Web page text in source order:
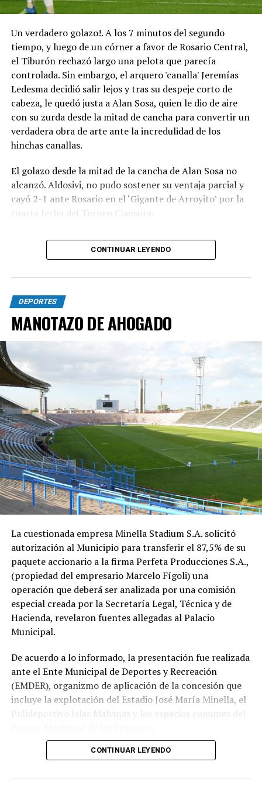
Un verdadero golazo!. A los 7 minutos del segundo
tiempo, y luego de un córner a favor de Rosario Central,
el Tiburón rechazó largo una pelota que parecía
controlada. Sin embargo, el arquero 'canalla' Jeremías
Ledesma decidió salir lejos y tras su despeje corto de
cabeza, le quedó justa a Alan Sosa, quien le dio de aire
con su zurda desde la mitad de cancha para convertir un
verdadera obra de arte ante la incredulidad de los
hinchas canallas.
El golazo desde la mitad de la cancha de Alan Sosa no
alcanzó. Aldosivi, no pudo sostener su ventaja parcial y
cayó 2-1 ante Rosario en el ‘Gigante de Arroyito’ por la
cuarta fecha del Torneo Clausura.
Foto Alan Sosa festeja su golazo en el Gigante de
Arroyito. FotobairesCONTINUAR LEYENDO
DEPORTES
MANOTAZO DE AHOGADO
La cuestionada empresa Minella Stadium S.A. solicitó
autorización al Municipio para transferir el 87,5% de su
paquete accionario a la firma Perfeta Producciones S.A.,
(propiedad del empresario Marcelo Fígoli) una
operación que deberá ser analizada por una comisión
especial creada por la Secretaría Legal, Técnica y de
Hacienda, revelaron fuentes allegadas al Palacio
Municipal.
De acuerdo a lo informado, la presentación fue realizada
ante el Ente Municipal de Deportes y Recreación
(EMDER), organizmo de aplicación de la concesión que
incluye la explotación del Estadio José María Minella, el
Polideportivo Islas Malvinas y los espacios comunes del
A tal efecto, el secretario Legal, Técnico y de
Comisión ad hoc que tendrá la responsabilidad de
CONTINUAR LEYENDO